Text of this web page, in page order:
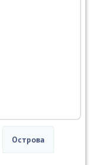
Острова